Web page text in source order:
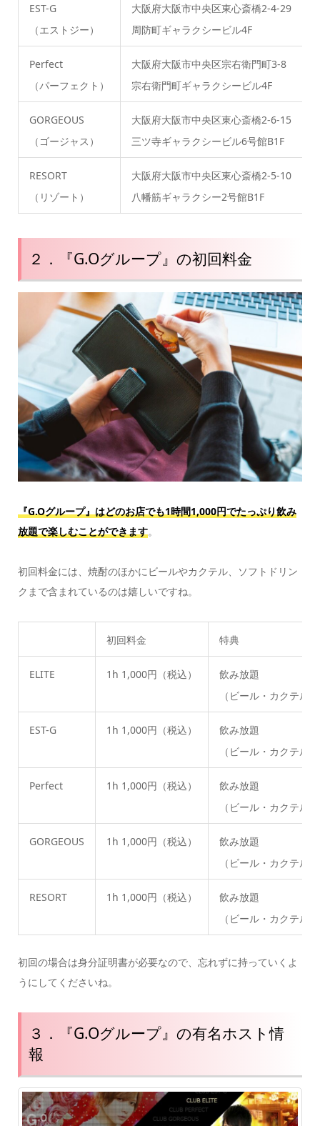
EST-G
（エストジー）
大阪府大阪市中央区東心斎橋2-4-29
周防町ギャラクシービル4F
Perfect
（パーフェクト）
大阪府大阪市中央区宗右衛門町3-8
宗右衛門町ギャラクシービル4F
GORGEOUS
（ゴージャス）
大阪府大阪市中央区東心斎橋2-6-15
三ツ寺ギャラクシービル6号館B1F
RESORT
（リゾート）
大阪府大阪市中央区東心斎橋2-5-10
八幡筋ギャラクシー2号館B1F
２．『G.Oグループ』の初回料金
『G.Oグループ』はどのお店でも1時間1,000円でたっぷり飲み
放題で楽しむことができます。
初回料金には、焼酎のほかにビールやカクテル、ソフトドリン
クまで含まれているのは嬉しいですね。
初回料金 特典
ELITE 1h 1,000円（税込）
飲み放題
（ビール・カクテル
EST-G 1h 1,000円（税込）
飲み放題
（ビール・カクテル
Perfect 1h 1,000円（税込）
飲み放題
（ビール・カクテル
GORGEOUS 1h 1,000円（税込）
飲み放題
（ビール・カクテル
RESORT 1h 1,000円（税込）
飲み放題
（ビール・カクテル
初回の場合は身分証明書が必要なので、忘れずに持っていくよ
うにしてくださいね。
３．『G.Oグループ』の有名ホスト情
報